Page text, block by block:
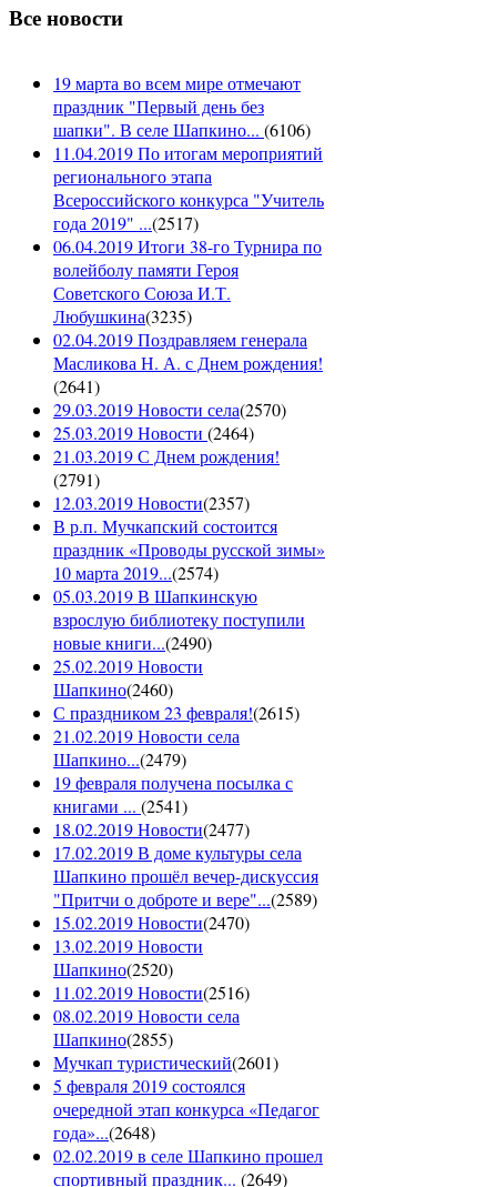
Все новости
19 марта во всем мире отмечают
праздник "Первый день без
шапки". В селе Шапкино... (6106)
11.04.2019 По итогам мероприятий
регионального этапа
Всероссийского конкурса "Учитель
года 2019" ...(2517)
06.04.2019 Итоги 38-го Турнира по
волейболу памяти Героя
Советского Союза И.Т.
Любушкина(3235)
02.04.2019 Поздравляем генерала
Масликова Н. А. с Днем рождения!
(2641)
29.03.2019 Новости села(2570)
25.03.2019 Новости (2464)
21.03.2019 С Днем рождения!
(2791)
12.03.2019 Новости(2357)
В р.п. Мучкапский состоится
праздник «Проводы русской зимы»
10 марта 2019...(2574)
05.03.2019 В Шапкинскую
взрослую библиотеку поступили
новые книги...(2490)
25.02.2019 Новости
Шапкино(2460)
С праздником 23 февраля!(2615)
21.02.2019 Новости села
Шапкино...(2479)
19 февраля получена посылка с
книгами ... (2541)
18.02.2019 Новости(2477)
17.02.2019 В доме культуры села
Шапкино прошёл вечер-дискуссия
"Притчи о доброте и вере"...(2589)
15.02.2019 Новости(2470)
13.02.2019 Новости
Шапкино(2520)
11.02.2019 Новости(2516)
08.02.2019 Новости села
Шапкино(2855)
Мучкап туристический(2601)
5 февраля 2019 состоялся
очередной этап конкурса «Педагог
года»...(2648)
02.02.2019 в селе Шапкино прошел
спортивный праздник... (2649)